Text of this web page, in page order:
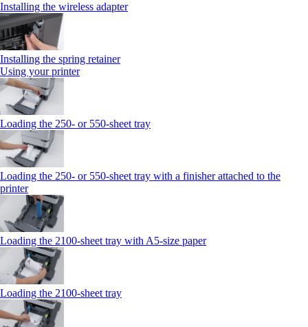
Installing the wireless adapter
Installing the spring retainer
Using your printer
Loading the 250‑ or 550‑sheet tray
Loading the 250‑ or 550‑sheet tray with a finisher attached to the
printer
Loading the 2100‑sheet tray with A5‑size paper
Loading the 2100‑sheet tray